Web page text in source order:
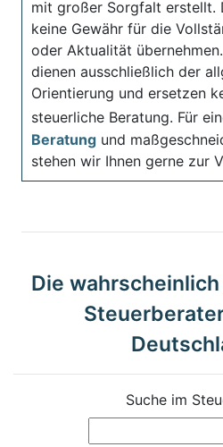
mit großer Sorgfalt erstellt.
keine Gewähr für die
oder Aktualität
dienen ausschließlich der
Orientierung und ersetzen
steuerliche Beratung. Für
Beratung und
stehen wir Ihnen gerne zur
Die
Suche im